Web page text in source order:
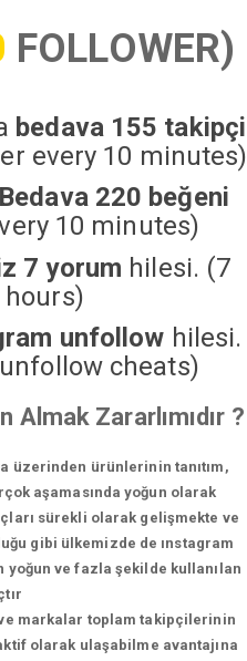
FOLLOWER)
bedava 155 takipçi
every 10 minutes)
Bedava 220 beğeni
10 minutes)
7 yorum hilesi. (7
unfollow hilesi.
cheats)
Almak Zararlımıdır ?
üzerinden ürünlerinin tanıtım,
aşamasında yoğun olarak
sürekli olarak gelişmekte ve
gibi ülkemizde de ınstagram
yoğun ve fazla şekilde kullanılan
markalar toplam takipçilerinin
olarak ulaşabilme avantajına